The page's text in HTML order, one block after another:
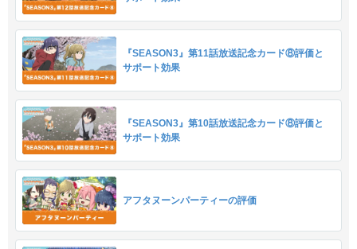
『SEASON3』第11話放送記念カード⑧評価と
サポート効果
『SEASON3』第10話放送記念カード⑧評価と
サポート効果
アフタヌーンパーティーの評価